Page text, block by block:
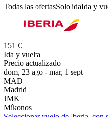
Todas las ofertasSolo idaIda y
151 €
Ida y vuelta
Precio actualizado
dom, 23 ago - mar, 1 sept
MAD
Madrid
JMK
Míkonos